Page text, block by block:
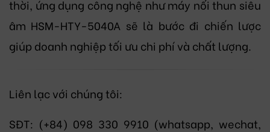
thời, ứng dụng công nghệ như máy nối thun siêu
âm HSM-HTY-5040A sẽ là bước đi chiến lược
giúp doanh nghiệp tối ưu chi phí và chất lượng.
Liên lạc với chúng tôi:
SĐT: (+84) 098 330 9910 (whatsapp, wechat,